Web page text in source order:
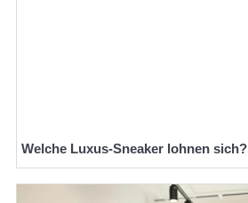
Welche Luxus-Sneaker lohnen sich?